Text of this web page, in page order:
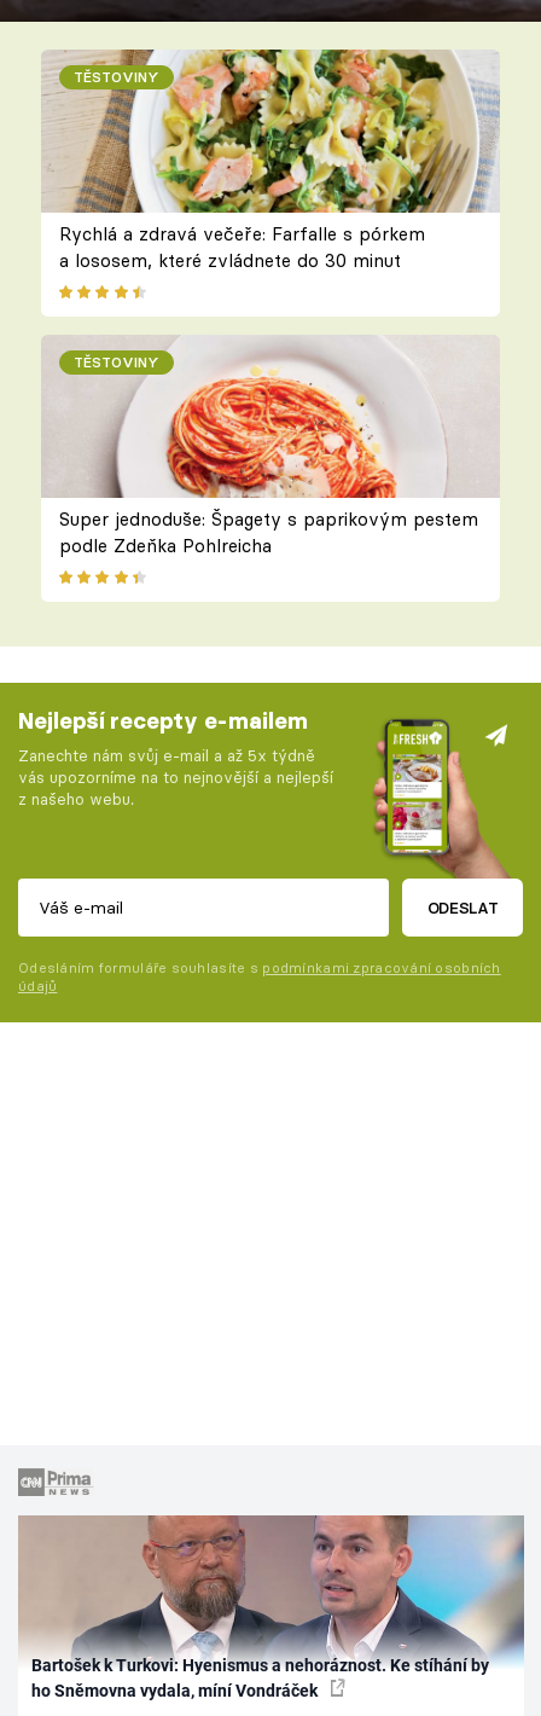
TĚSTOVINY
Rychlá a zdravá večeře: Farfalle s pórkem
a lososem, které zvládnete do 30 minut
TĚSTOVINY
Super jednoduše: Špagety s paprikovým pestem
podle Zdeňka Pohlreicha
Nejlepší recepty e-mailem
Zanechte nám svůj e-mail a až 5x týdně
vás upozorníme na to nejnovější a nejlepší
z našeho webu.
ODESLAT
Odesláním formuláře souhlasíte s podmínkami zpracování osobních
údajů
Bartošek k Turkovi: Hyenismus a nehoráznost. Ke stíhání by
ho Sněmovna vydala, míní Vondráček